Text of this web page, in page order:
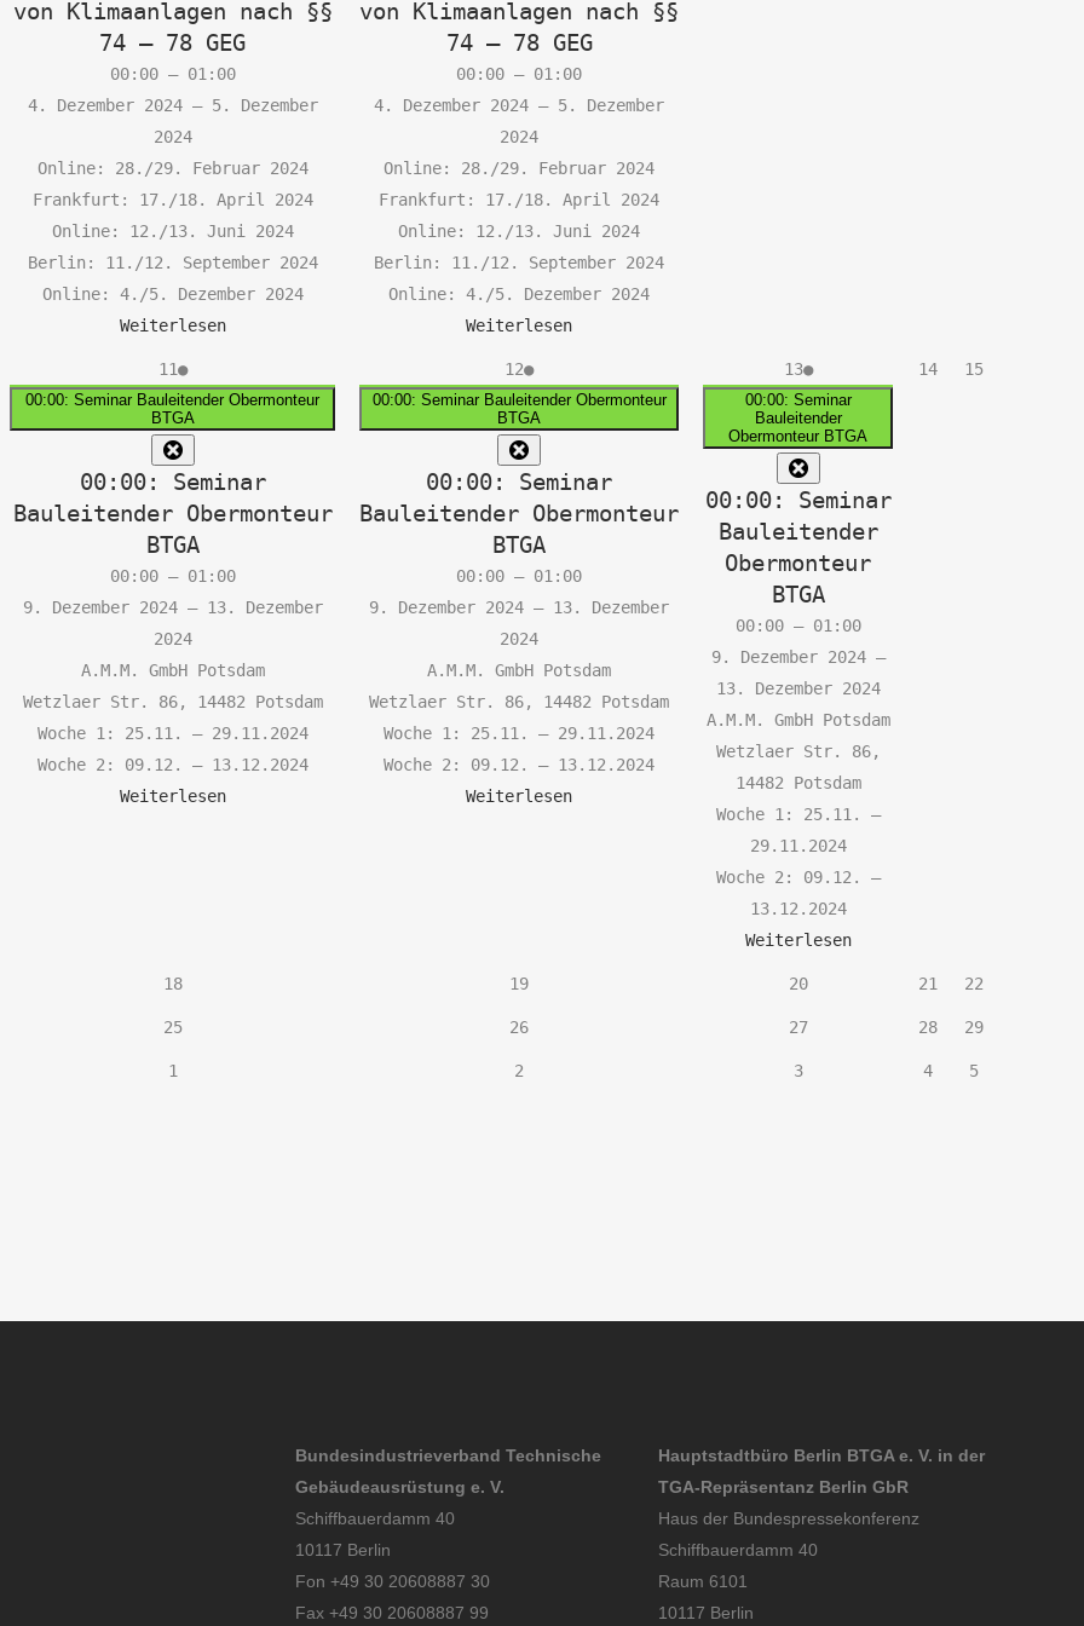
von Klimaanlagen nach §§
74 – 78 GEG
00:00 – 01:00
4. Dezember 2024 – 5. Dezember
2024
Online: 28./29. Februar 2024
Frankfurt: 17./18. April 2024
Online: 12./13. Juni 2024
Berlin: 11./12. September 2024
Online: 4./5. Dezember 2024
Weiterlesen
von Klimaanlagen nach §§
74 – 78 GEG
00:00 – 01:00
4. Dezember 2024 – 5. Dezember
2024
Online: 28./29. Februar 2024
Frankfurt: 17./18. April 2024
Online: 12./13. Juni 2024
Berlin: 11./12. September 2024
Online: 4./5. Dezember 2024
Weiterlesen
1111.
Dezember
2024
●(1
Veranstaltung)
00:00: Seminar Bauleitender Obermonteur
BTGA
00:00: Seminar
Bauleitender Obermonteur
BTGA
00:00 – 01:00
9. Dezember 2024 – 13. Dezember
2024
A.M.M. GmbH Potsdam
Wetzlaer Str. 86, 14482 Potsdam
Woche 1: 25.11. – 29.11.2024
Woche 2: 09.12. – 13.12.2024
Weiterlesen
1212.
Dezember
2024
●(1
Veranstaltung)
00:00: Seminar Bauleitender Obermonteur
BTGA
00:00: Seminar
Bauleitender Obermonteur
BTGA
00:00 – 01:00
9. Dezember 2024 – 13. Dezember
2024
A.M.M. GmbH Potsdam
Wetzlaer Str. 86, 14482 Potsdam
Woche 1: 25.11. – 29.11.2024
Woche 2: 09.12. – 13.12.2024
Weiterlesen
1313.
Dezember
2024
●(1
Veranstaltung)
00:00: Seminar
Bauleitender
Obermonteur BTGA
00:00: Seminar
Bauleitender
Obermonteur
BTGA
00:00 – 01:00
9. Dezember 2024 –
13. Dezember 2024
A.M.M. GmbH Potsdam
Wetzlaer Str. 86,
14482 Potsdam
Woche 1: 25.11. –
29.11.2024
Woche 2: 09.12. –
13.12.2024
Weiterlesen
1414. 1515.
1818.
1919.
2020.
21 22
2525.
2626.
2727.
2828. 2929.
1 2 33.
44.
55.
Bundesindustrieverband Technische
Gebäudeausrüstung e. V.
Schiffbauerdamm 40
10117 Berlin
Fon +49 30 20608887 30
Fax +49 30 20608887 99
Hauptstadtbüro Berlin BTGA e. V. in der
TGA-Repräsentanz Berlin GbR
Haus der Bundespressekonferenz
Schiffbauerdamm 40
Raum 6101
10117 Berlin